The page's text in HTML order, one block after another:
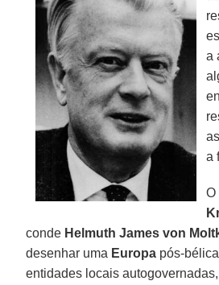
a
a
O
conde Helmuth James von
desenhar uma Europa pós-
entidades locais